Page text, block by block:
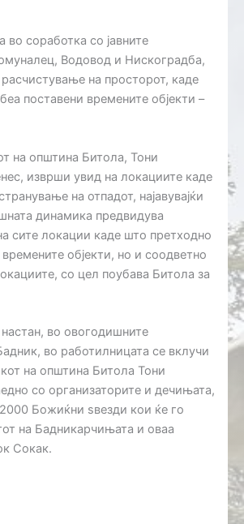
соработка со јавните
Водовод и Нискоградба,
на просторот, каде
поставени времените објекти –
на општина Битола, Тони
изврши увид на локациите каде
на отпадот, најавувајќи
динамика предвидува
сите локации каде што претходно
објекти, но и соодветно
со цел поубава Битола за
во овогодишните
во работилницата се вклучи
на општина Битола Тони
со организаторите и дечињата,
Божиќни ѕвезди кои ќе го
на Бадникарчињата и оваа
Сокак.